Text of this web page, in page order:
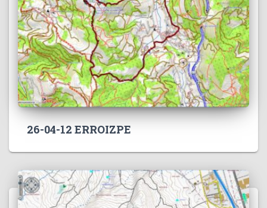
26-04-12 ERROIZPE